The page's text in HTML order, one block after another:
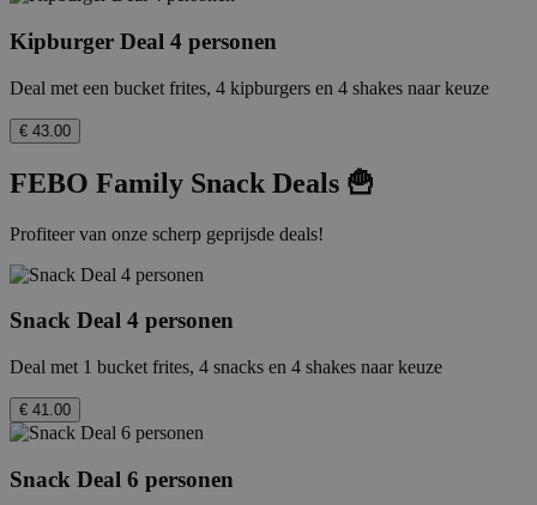
Kipburger Deal 4 personen
Deal met een bucket frites, 4 kipburgers en 4 shakes naar keuze
€ 43.00
FEBO Family Snack Deals 🍟
Profiteer van onze scherp geprijsde deals!
Snack Deal 4 personen
Deal met 1 bucket frites, 4 snacks en 4 shakes naar keuze
€ 41.00
Snack Deal 6 personen